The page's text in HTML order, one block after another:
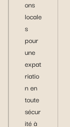
ons
locale
s
pour
une
expat
riatio
n en
toute
sécur
ité à